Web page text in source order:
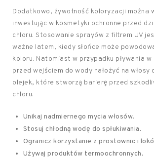
Dodatkowo, żywotność koloryzacji można
inwestując w kosmetyki ochronne przed
chloru. Stosowanie sprayów z filtrem UV
ważne latem, kiedy słońce może
koloru. Natomiast w przypadku pływania
przed wejściem do wody nałożyć na włosy
olejek, które stworzą barierę przed
chloru.
Unikaj nadmiernego mycia włosów.
Stosuj chłodną wodę do spłukiwania.
Ogranicz korzystanie z prostownic i
Używaj produktów termoochronnych.